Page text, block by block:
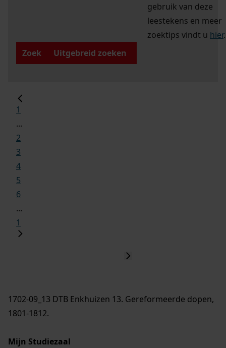
gebruik van deze
leestekens en meer
zoektips vindt u hier.
Zoek
Uitgebreid zoeken
1
...
2
3
4
5
6
...
1
1702-09_13 DTB Enkhuizen 13. Gereformeerde dopen,
1801-1812.
Mijn Studiezaal